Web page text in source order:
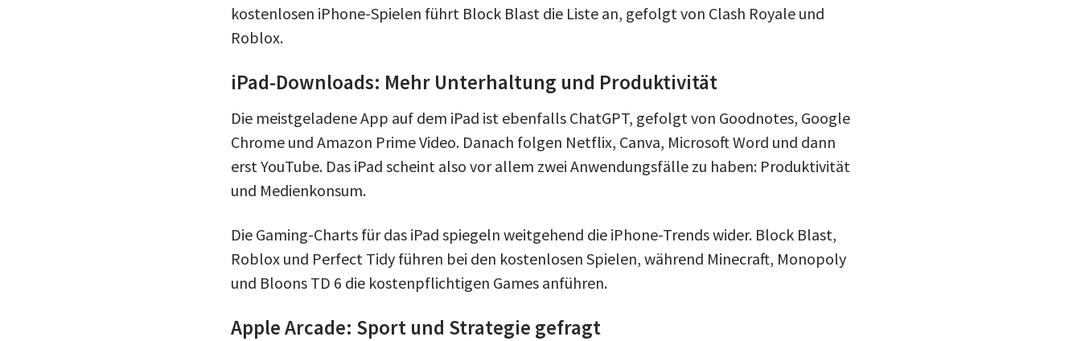
kostenlosen iPhone-Spielen führt Block Blast die Liste an, gefolgt von Clash Royale und
Roblox.
iPad-Downloads: Mehr Unterhaltung und Produktivität
Die meistgeladene App auf dem iPad ist ebenfalls ChatGPT, gefolgt von Goodnotes, Google
Chrome und Amazon Prime Video. Danach folgen Netflix, Canva, Microsoft Word und dann
erst YouTube. Das iPad scheint also vor allem zwei Anwendungsfälle zu haben: Produktivität
und Medienkonsum.
Die Gaming-Charts für das iPad spiegeln weitgehend die iPhone-Trends wider. Block Blast,
Roblox und Perfect Tidy führen bei den kostenlosen Spielen, während Minecraft, Monopoly
und Bloons TD 6 die kostenpflichtigen Games anführen.
Apple Arcade: Sport und Strategie gefragt